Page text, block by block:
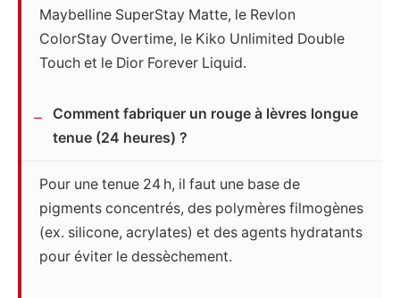
Maybelline SuperStay Matte, le Revlon
ColorStay Overtime, le Kiko Unlimited Double
Touch et le Dior Forever Liquid.
Comment fabriquer un rouge à lèvres longue
tenue (24 heures) ?
Pour une tenue 24 h, il faut une base de
pigments concentrés, des polymères filmogènes
(ex. silicone, acrylates) et des agents hydratants
pour éviter le dessèchement.